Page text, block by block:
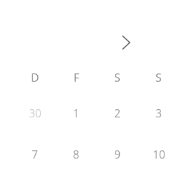
D F S S
30 1 2 3
7 8 9 10